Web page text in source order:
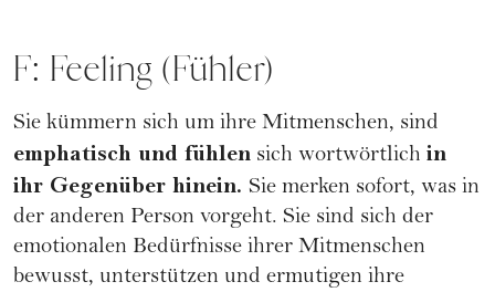
F: Feeling (Fühler)
Sie kümmern sich um ihre Mitmenschen, sind
emphatisch und fühlen sich wortwörtlich in
ihr Gegenüber hinein. Sie merken sofort, was in
der anderen Person vorgeht. Sie sind sich der
emotionalen Bedürfnisse ihrer Mitmenschen
bewusst, unterstützen und ermutigen ihre